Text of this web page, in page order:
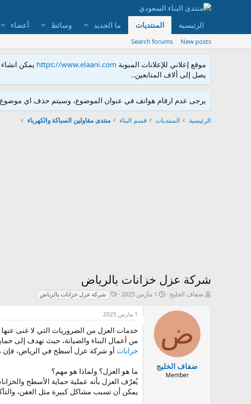
الرئيسية المنتديات ما الجديد وسائط أعضاء
New posts
Search forums
موقع إعلاني للإعلانات المبوبة https://www.elaani.com يمكن
يصل إلى ألاف المتابعين..
يرجى عدم ارقام هواتف في عنوان الموضوع، وسيتم حذف اي موضوع
الرئيسية المنتديات قسم البناء منتدى مقاولين السباكة والكهرباء
شركة عزل خزانات بالرياض
كضفاف الخليج
ت
ي
خ
ل
ن
ش
1 مارس 2025
T
g
s
شركة عزل خزانات بالرياض
ض
ضفاف الخليج
Member
1 مارس 2025
خدمات العزل من الضروريات التي لا غنى
من أعمال البناء والصيانة، حيث تهدف إلى
خزانات أو شركة عزل أسطح في الرياض، فإن
ما هو العزل؟ ولماذا هو مهم؟
يُعرّف العزل بأنه عملية حماية الأسطح
يمكن أن تسبب مشاكل كبيرة مثل العفن،